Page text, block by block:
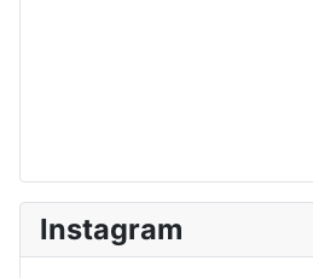
Instagram